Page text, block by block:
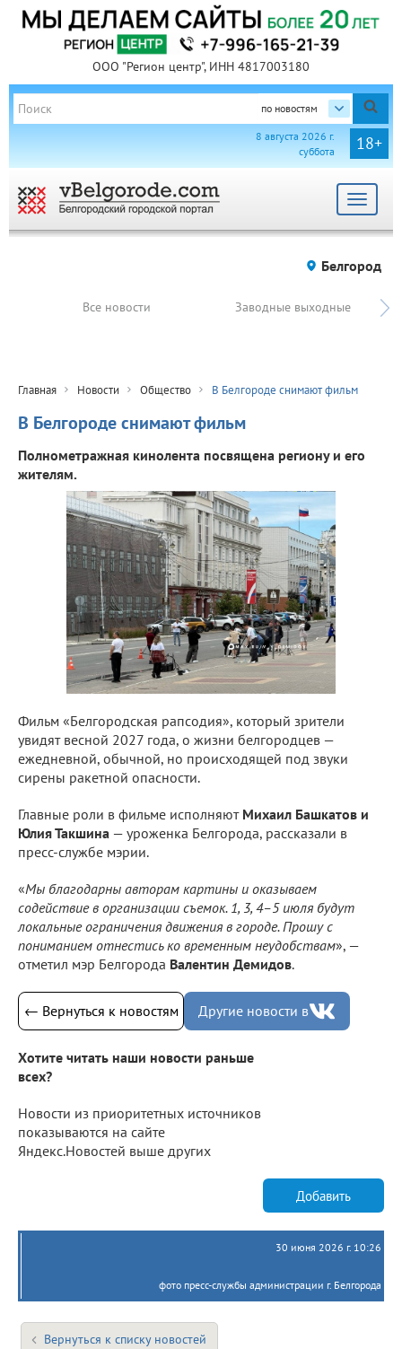
ООО "Регион центр", ИНН 4817003180
по новостям
18+
8 августа 2026 г.
суббота
Toggle
Белгород
Все новости Заводные выходные
Главная Новости Общество В Белгороде снимают фильм
В Белгороде снимают фильм
Полнометражная кинолента посвящена региону и его
жителям.
Фильм «Белгородская рапсодия», который зрители
увидят весной 2027 года, о жизни белгородцев —
ежедневной, обычной, но происходящей под звуки
сирены ракетной опасности.
Главные роли в фильме исполняют Михаил Башкатов и
Юлия Такшина — уроженка Белгорода, рассказали в
пресс-службе мэрии.
«Мы благодарны авторам картины и оказываем
содействие в организации съемок. 1, 3, 4–5 июля будут
локальные ограничения движения в городе. Прошу с
пониманием отнестись ко временным неудобствам», —
отметил мэр Белгорода Валентин Демидов.
← Вернуться к новостям Другие новости в
Хотите читать наши новости раньше
всех?
Новости из приоритетных источников
показываются на сайте
Яндекс.Новостей выше других
Добавить
30 июня 2026 г. 10:26
фото пресс-службы администрации г. Белгорода
Вернуться к списку новостей